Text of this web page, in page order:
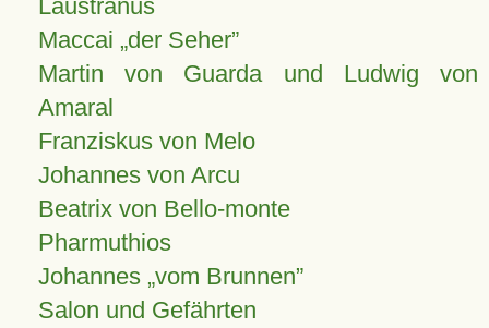
Laustranus
Maccai „der Seher”
Martin von Guarda und Ludwig von
Amaral
Franziskus von Melo
Johannes von Arcu
Beatrix von Bello-monte
Pharmuthios
Johannes vom Brunnen
Salon und Gefährten